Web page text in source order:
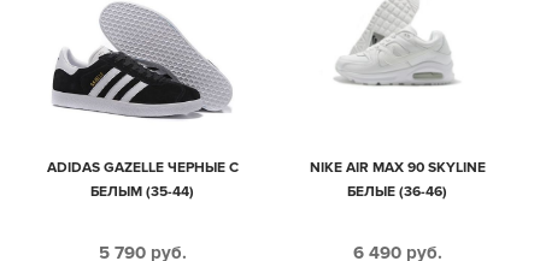
ADIDAS GAZELLE ЧЕРНЫЕ С
БЕЛЫМ (35-44)
5 790 руб.
NIKE AIR MAX 90 SKYLINE
БЕЛЫЕ (36-46)
6 490 руб.